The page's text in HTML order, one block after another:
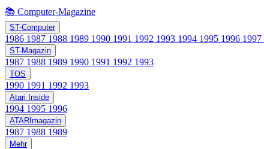
📚 Computer-Magazine
ST-Computer
1986 1987 1988 1989 1990 1991 1992 1993 1994 1995 1996 1997
ST-Magazin
1987 1988 1989 1990 1991 1992 1993
TOS
1990 1991 1992 1993
Atari Inside
1994 1995 1996
ATARImagazin
1987 1988 1989
Mehr